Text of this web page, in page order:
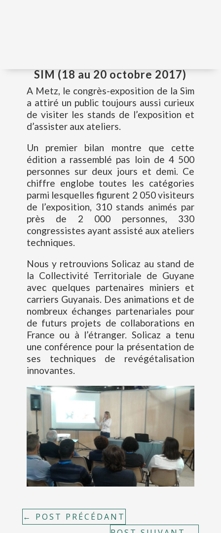
SIM (18 au 20 octobre 2017)
A Metz, le congrès-exposition de la Sim
a attiré un public toujours aussi curieux
de visiter les stands de l’exposition et
d’assister aux ateliers.
Un premier bilan montre que cette
édition a rassemblé pas loin de 4 500
personnes sur deux jours et demi. Ce
chiffre englobe toutes les catégories
parmi lesquelles figurent 2 050 visiteurs
de l’exposition, 310 stands animés par
près de 2 000 personnes, 330
congressistes ayant assisté aux ateliers
techniques.
Nous y retrouvions Solicaz au stand de
la Collectivité Territoriale de Guyane
avec quelques partenaires miniers et
carriers Guyanais. Des animations et de
nombreux échanges partenariales pour
de futurs projets de collaborations en
France ou à l’étranger. Solicaz a tenu
une conférence pour la présentation de
ses techniques de revégétalisation
innovantes.
← POST PRÉCÉDANT